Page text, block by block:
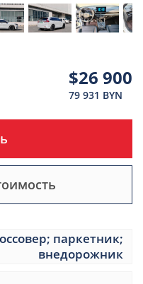
$26 900
79 931 BYN
паркетник;
внедорожник